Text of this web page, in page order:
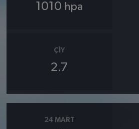
1010 hpa
ÇIY
2.7
24 MART